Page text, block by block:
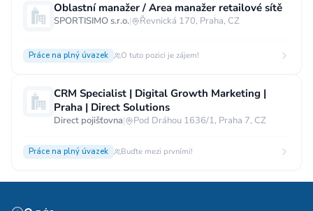
Oblastní manažer / Area manažer retailové sítě
SPORTISIMO s.r.o.| Řevnická 170, Praha, CZ
Práce na plný úvazek O tuto pozici je zájem!
CRM Specialist | Digital Growth Marketing |
Praha | Direct Solutions
Direct pojišťovna| Pod Dráhou 1636/1, Praha 7, CZ
Práce na plný úvazek Buďte mezi prvními!